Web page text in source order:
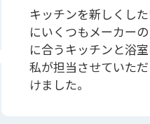
キッチンを新しくし
にいくつもメーカー
に合うキッチンと浴
私が担当させていた
けました。